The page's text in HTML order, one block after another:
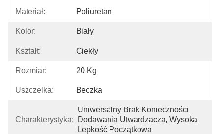
Materiał: Poliuretan
Kolor: Biały
Kształt: Ciekły
Rozmiar: 20 Kg
Uszczelka: Beczka
Charakterystyka:
Uniwersalny Brak Konieczności
Dodawania Utwardzacza, Wysoka
Lepkość Początkowa